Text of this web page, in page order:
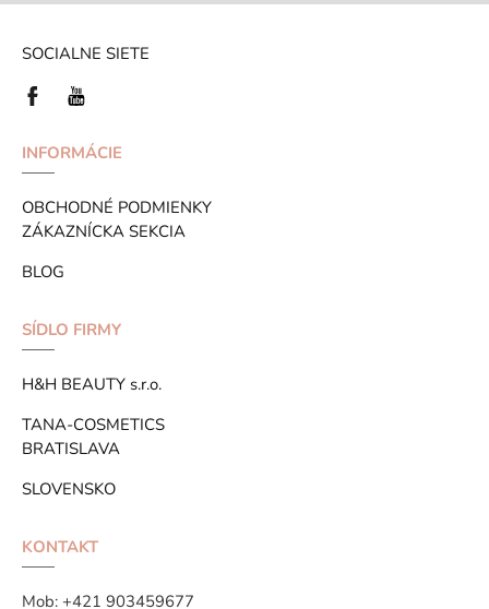
SOCIALNE SIETE
INFORMÁCIE
OBCHODNÉ PODMIENKY
ZÁKAZNÍCKA SEKCIA
BLOG
SÍDLO FIRMY
H&H BEAUTY s.r.o.
TANA-COSMETICS
BRATISLAVA
SLOVENSKO
KONTAKT
Mob: +421 903459677